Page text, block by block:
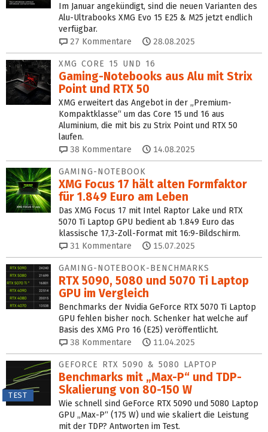
Im Januar angekündigt, sind die neuen Varianten des
Alu-Ultrabooks XMG Evo 15 E25 & M25 jetzt endlich
verfügbar.
27 Kommentare 28.08.2025
XMG CORE 15 UND 16
Gaming-Notebooks aus Alu mit Strix
Point und RTX 50
XMG erweitert das Angebot in der „Premium-
Kompaktklasse“ um das Core 15 und 16 aus
Aluminium, die mit bis zu Strix Point und RTX 50
laufen.
38 Kommentare 14.08.2025
GAMING-NOTEBOOK
XMG Focus 17 hält alten Form­faktor
für 1.849 Euro am Leben
Das XMG Focus 17 mit Intel Raptor Lake und RTX
5070 Ti Laptop GPU bedient ab 1.849 Euro das
klassische 17,3-Zoll-Format mit 16:9-Bildschirm.
31 Kommentare 15.07.2025
GAMING-NOTEBOOK-BENCHMARKS
RTX 5090, 5080 und 5070 Ti Laptop
GPU im Vergleich
Benchmarks der Nvidia GeForce RTX 5070 Ti Laptop
GPU fehlen bisher noch. Schenker hat welche auf
Basis des XMG Pro 16 (E25) veröffentlicht.
38 Kommentare 11.04.2025
TEST
GEFORCE RTX 5090 & 5080 LAPTOP
Benchmarks mit „Max-P“ und TDP-
Skalierung von 80-150 W
Wie schnell sind GeForce RTX 5090 und 5080 Laptop
GPU „Max-P“ (175 W) und wie skaliert die Leistung
mit der TDP? Antworten im Test.